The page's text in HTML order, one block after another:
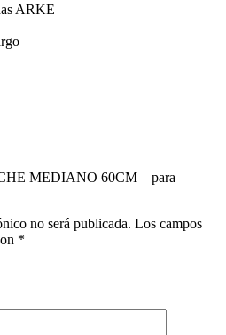
ARKE
MEDIANO 60CM – para
no será publicada. Los campos
*